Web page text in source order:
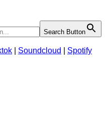
Search Button
Soundcloud Spotify